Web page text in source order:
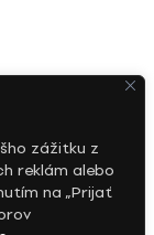
zážitku z
reklám alebo
na „Prijať